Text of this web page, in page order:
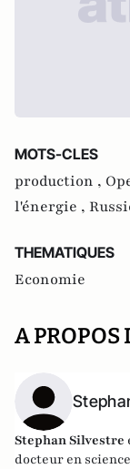
MOTS-CLES
production ,
l'énergie ,
THEMATIQUES
Economie
A PROPOS
Stephan Silvestre
docteur en